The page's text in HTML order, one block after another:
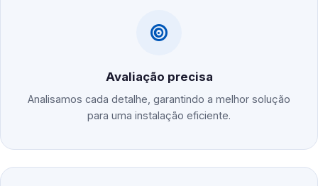
Avaliação precisa
Analisamos cada detalhe, garantindo a melhor solução
para uma instalação eficiente.